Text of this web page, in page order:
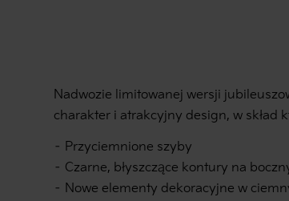
Nadwozie limitowanej wersji
charakter i atrakcyjny design, w skład
– Przyciemnione szyby
– Czarne, błyszczące kontury na
– Nowe elementy dekoracyjne w